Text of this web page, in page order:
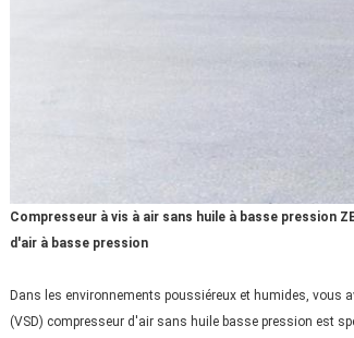
Compresseur à vis à air sans huile à basse pression
d'air à basse pression
Dans les environnements poussiéreux et humides, vous
(VSD) compresseur d'air sans huile basse pression est